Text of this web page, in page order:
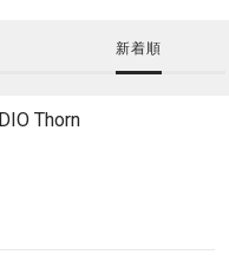
新着順
Thorn